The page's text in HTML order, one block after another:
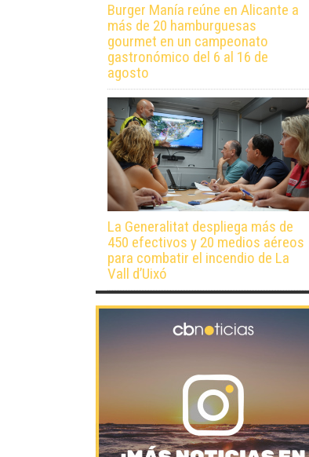
Burger Manía reúne en Alicante a
más de 20 hamburguesas
gourmet en un campeonato
gastronómico del 6 al 16 de
agosto
La Generalitat despliega más de
450 efectivos y 20 medios aéreos
para combatir el incendio de La
Vall d’Uixó